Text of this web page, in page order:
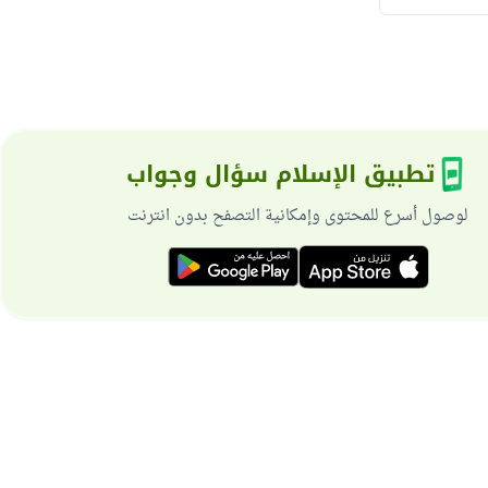
تطبيق الإسلام سؤال وجواب
لوصول أسرع للمحتوى وإمكانية التصفح بدون انترنت